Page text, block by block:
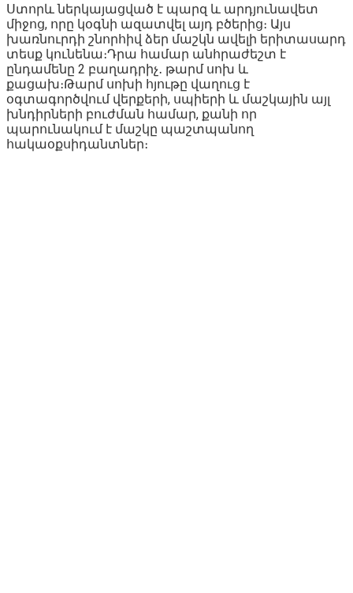
Ստորև ներկայացված է պարզ և արդյունավետ
միջոց, որը կօգնի ազատվել այդ բծերից։ Այս
խառնուրդի շնորհիվ ձեր մաշկն ավելի երիտասարդ
տեսք կունենա։Դրա համար անհրաժեշտ է
ընդամենը 2 բաղադրիչ․ թարմ սոխ և
քացախ։Թարմ սոխի հյութը վաղուց է
օգտագործվում վերքերի, սպիերի և մաշկային այլ
խնդիրների բուժման համար, քանի որ
պարունակում է մաշկը պաշտպանող
հակաօքսիդանտներ։